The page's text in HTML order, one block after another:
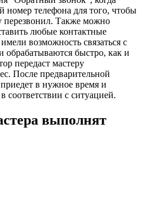
номер телефона для того, чтобы
перезвонил. Также можно
любые контактные
возможность связаться с
обрабатываются быстро, как и
передаст мастеру
После предварительной
в нужное время и
соответствии с ситуацией.
выполнят